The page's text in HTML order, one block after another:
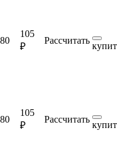
105
₽
Рассчитать
105
₽
Рассчитать